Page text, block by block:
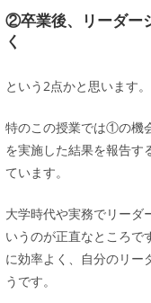
②卒業後、リーダー
く
という2点かと思います。
特のこの授業では①の機
を実施した結果を報告す
ています。
大学時代や実務でリーダ
いうのが正直なところで
に効率よく、自分のリー
うです。